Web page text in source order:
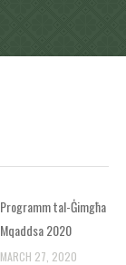
Programm tal-Ġimgħa
Mqaddsa 2020
MARCH 27, 2020